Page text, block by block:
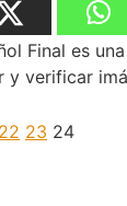
Final es
y verificar
22 23 24